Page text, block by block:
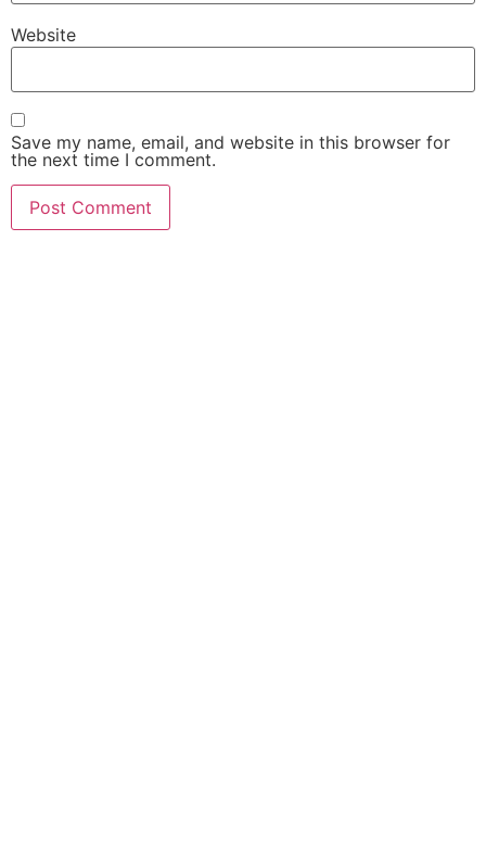
Website
Save my name, email, and website in this browser for
the next time I comment.